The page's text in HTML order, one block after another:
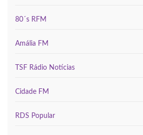
80´s RFM
Amália FM
TSF Rádio Notícias
Cidade FM
RDS Popular